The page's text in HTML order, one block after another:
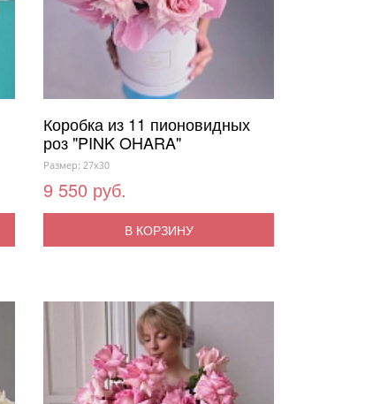
Коробка из 11 пионовидных
роз "PINK OHARA"
Размер: 27x30
9 550 руб.
В КОРЗИНУ